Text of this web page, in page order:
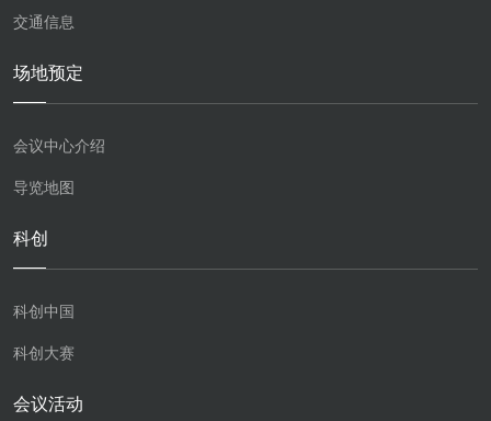
交通信息
场地预定
会议中心介绍
导览地图
科创
科创中国
科创大赛
会议活动